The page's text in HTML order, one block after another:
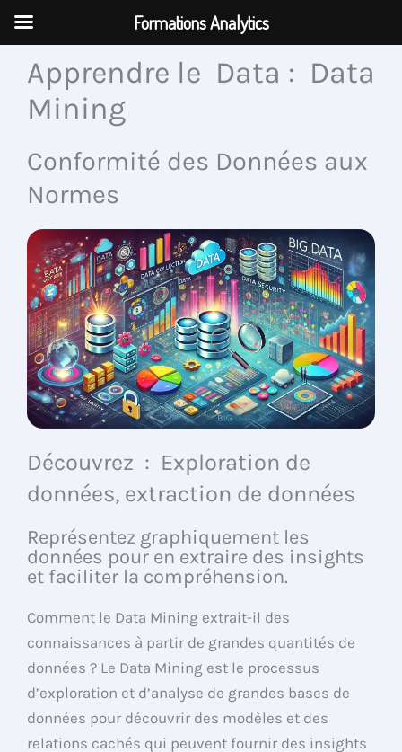
Aller
contenuApprendre le Data : Data
Mining
Conformité des Données aux
Normes
Découvrez : Exploration de
données, extraction de données
Représentez graphiquement les
données pour en extraire des insights
et faciliter la compréhension.
Comment le Data Mining extrait-il des
connaissances à partir de grandes quantités de
données ? Le Data Mining est le processus
d’exploration et d’analyse de grandes bases de
données pour découvrir des modèles et des
relations cachés qui peuvent fournir des insights
Formations Analytics